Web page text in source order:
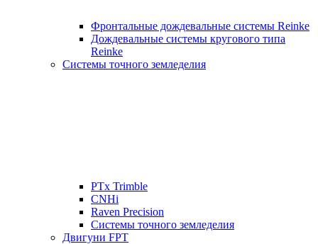
Фронтальные дождевальные системы Reinke
Дождевальные системы кругового типа
Reinke
Системы точного земледелия
PTx Trimble
CNHi
Raven Precision
Системы точного земледелия
Двигуни FPT